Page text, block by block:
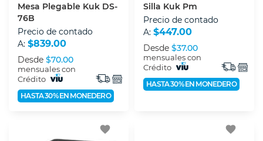
Mesa Plegable Kuk DS-
76B
Precio de contado
A: $839.00
Desde $70.00
mensuales con
Crédito
HASTA 30% EN MONEDERO
Silla Kuk Pm
Precio de contado
A: $447.00
Desde $37.00
mensuales con
Crédito
HASTA 30% EN MONEDERO
favorite favorite